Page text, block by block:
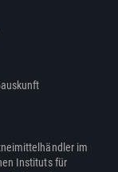
im
Instituts für